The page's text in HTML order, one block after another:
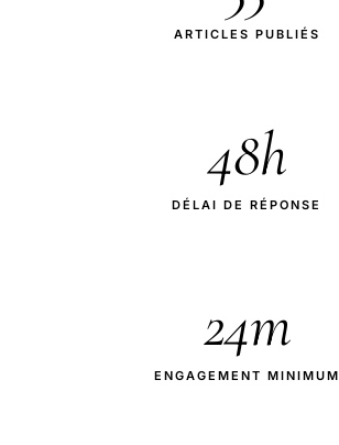
ARTICLES PUBLIÉS
48h
DÉLAI DE RÉPONSE
24m
ENGAGEMENT MINIMUM